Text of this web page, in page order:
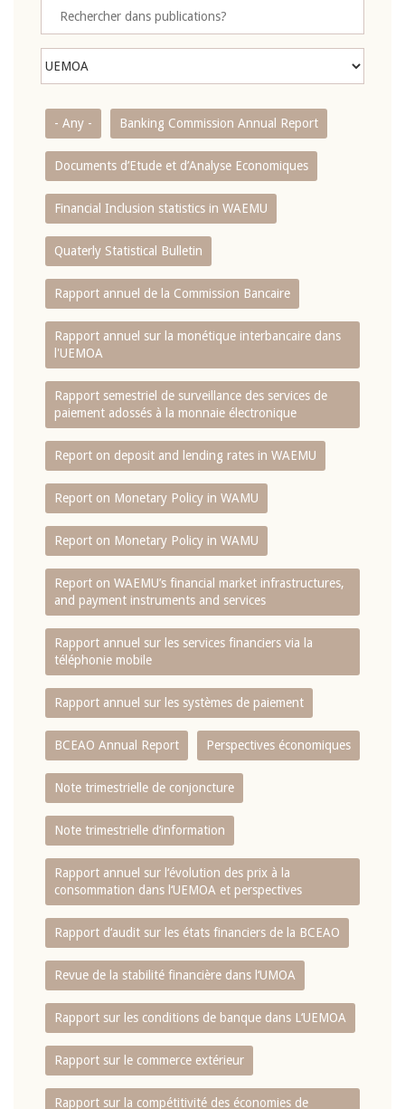
- Any - Banking Commission Annual Report
Documents d’Etude et d’Analyse Economiques
Financial Inclusion statistics in WAEMU
Quaterly Statistical Bulletin
Rapport annuel de la Commission Bancaire
Rapport annuel sur la monétique interbancaire dans
l'UEMOA
Rapport semestriel de surveillance des services de
paiement adossés à la monnaie électronique
Report on deposit and lending rates in WAEMU
Report on Monetary Policy in WAMU
Report on Monetary Policy in WAMU
Report on WAEMU’s financial market infrastructures,
and payment instruments and services
Rapport annuel sur les services financiers via la
téléphonie mobile
Rapport annuel sur les systèmes de paiement
BCEAO Annual Report Perspectives économiques
Note trimestrielle de conjoncture
Note trimestrielle d‘information
Rapport annuel sur l‘évolution des prix à la
consommation dans l‘UEMOA et perspectives
Rapport d‘audit sur les états financiers de la BCEAO
Revue de la stabilité financière dans l‘UMOA
Rapport sur les conditions de banque dans L‘UEMOA
Rapport sur le commerce extérieur
Rapport sur la compétitivité des économies de